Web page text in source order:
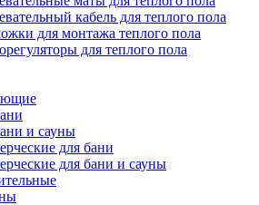
кабель для теплого пола
для монтажа теплого пола
для теплого пола
и сауны
для бани
для бани и сауны